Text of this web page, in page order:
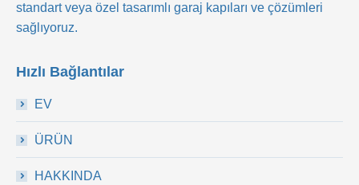
standart veya özel tasarımlı garaj kapıları ve çözümleri
sağlıyoruz.
Hızlı Bağlantılar
EV
ÜRÜN
HAKKINDA